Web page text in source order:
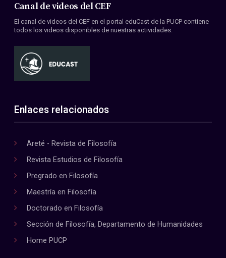
Canal de videos del CEF
El canal de videos del CEF en el portal eduCast de la PUCP contiene
todos los videos disponibles de nuestras actividades.
Enlaces relacionados
Areté - Revista de Filosofía
Revista Estudios de Filosofía
Pregrado en Filosofía
Maestría en Filosofía
Doctorado en Filosofía
Sección de Filosofía, Departamento de Humanidades
Home PUCP